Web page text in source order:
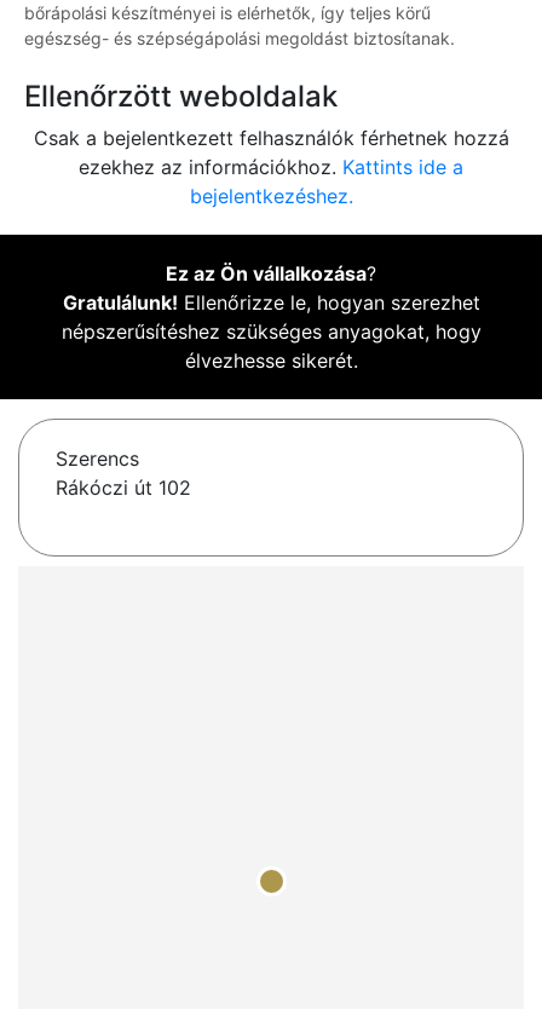
bőrápolási készítményei is elérhetők, így teljes körű
egészség- és szépségápolási megoldást biztosítanak.
Ellenőrzött weboldalak
Csak a bejelentkezett felhasználók férhetnek hozzá
ezekhez az információkhoz. Kattints ide a
bejelentkezéshez.
Ez az Ön vállalkozása?
Gratulálunk! Ellenőrizze le, hogyan szerezhet
népszerűsítéshez szükséges anyagokat, hogy
élvezhesse sikerét.
Szerencs
Rákóczi út 102